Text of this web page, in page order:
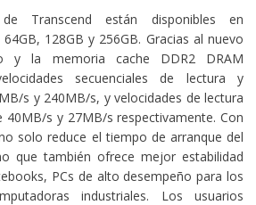
Transcend están disponibles en
128GB y 256GB. Gracias al nuevo
y la memoria cache DDR2 DRAM
secuenciales de lectura y
s y 240MB/s, y velocidades de lectura
40MB/s y 27MB/s respectivamente. Con
solo reduce el tiempo de arranque del
que también ofrece mejor estabilidad
PCs de alto desempeño para los
industriales. Los usuarios